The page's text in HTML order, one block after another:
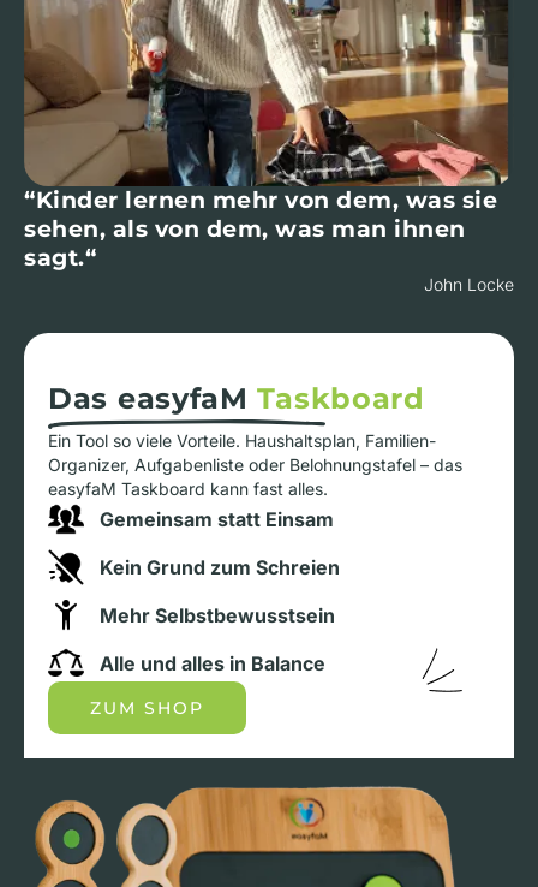
“Kinder lernen mehr von dem, was sie
sehen, als von dem, was man ihnen
sagt.“
John Locke
Das easyfaMTaskboard
Ein Tool so viele Vorteile. Haushaltsplan, Familien-
Organizer, Aufgabenliste oder Belohnungstafel – das
easyfaM Taskboard kann fast alles.
Gemeinsam statt Einsam
Kein Grund zum Schreien
Mehr Selbstbewusstsein
Alle und alles in Balance
ZUM SHOP